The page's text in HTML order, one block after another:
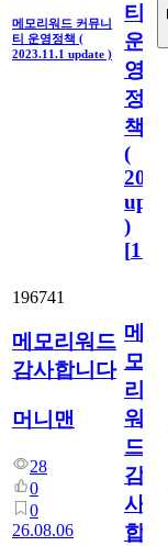
메모리워드 커뮤니
티 운영정책 (
2023.11.1 update )
티
운
영
정
책
(
)
[110
196741
메모리워드
감사합니다
머니맨
28
0
0
26.08.06
메
모
리
워
드
감
사
합